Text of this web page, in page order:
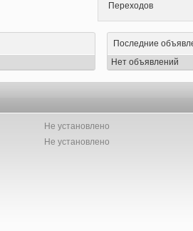
Переходов
Последние
Нет объявлений
Не установлено
Не установлено